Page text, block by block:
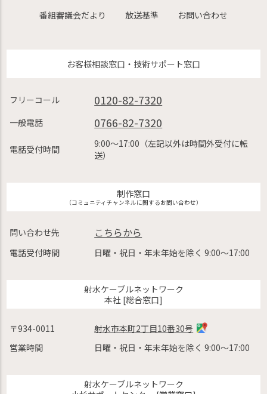
番組審議会だより
放送基準 お問い合わせ
お客様相談窓口・技術サポート窓口
フリーコール 0120-82-7320
一般電話 0766-82-7320
電話受付時間
9:00〜17:00（左記以外は時間外受付に転
送）
制作窓口
（コミュニティチャンネルに関するお問い合わせ）
問い合わせ先 こちらから
電話受付時間 日曜・祝日・年末年始を除く 9:00〜17:00
射水ケーブルネットワーク
本社 [総合窓口]
〒934-0011
射水市本町2丁目10番30号
営業時間
日曜・祝日・年末年始を除く 9:00〜17:00
射水ケーブルネットワーク